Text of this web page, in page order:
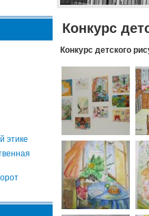
этике
Конкурс
Конкурс детского